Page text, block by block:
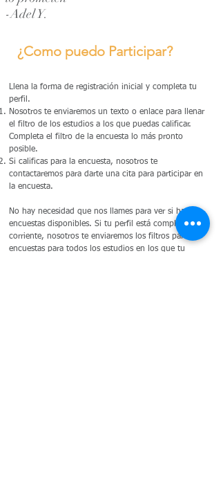
-Adel Y.
¿Como puedo Participar?
Llena la forma de registración inicial y completa tu
perfil.
Nosotros te enviaremos un texto o enlace para llenar
el filtro de los estudios a los que puedas calificar.
Completa el filtro de la encuesta lo más pronto
posible.
Si calificas para la encuesta, nosotros te
contactaremos para darte una cita para participar en
la encuesta.
No hay necesidad que nos llames para ver si hay
encuestas disponibles. Si tu perfil está completo y al
corriente, nosotros te enviaremos los filtros para las
encuestas para todos los estudios en los que tu